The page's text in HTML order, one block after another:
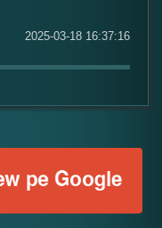
produs:
2025-03-18 16:37:16